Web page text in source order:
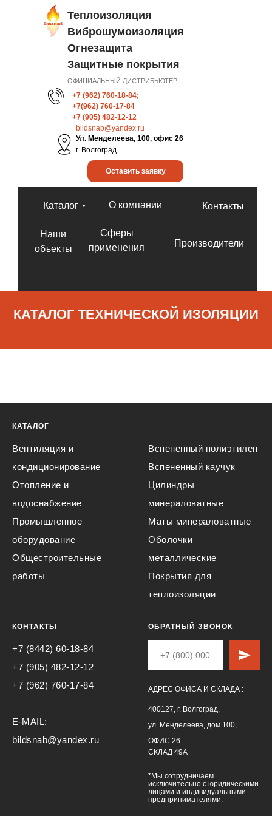
Теплоизоляция
Виброшумоизоляция
Огнезащита
Защитные покрытия
+7 (962) 760-18-84;
+7(962) 760-17-84
+7 (905) 482-12-12
Ул. Менделеева, 100, офис 26
bildsnab@yandex.ru
ОФИЦИАЛЬНЫЙ ДИСТРИБЬЮТЕР
г. Волгоград
Оставить заявку
Производители
Контакты
Сферы
применения
О компании
Каталог
Наши
объекты
КАТАЛОГ ТЕХНИЧЕСКОЙ ИЗОЛЯЦИИ
КАТАЛОГ
Вентиляция и
кондиционирование
Отопление и
водоснабжение
Промышленное
оборудование
Общестроительные
работы
Вспененный полиэтилен
Вспененный каучук
Цилиндры
минераловатные
Маты минераловатные
Оболочки
металлические
Покрытия для
теплоизоляции
КОНТАКТЫ
+7 (8442) 60-18-84
+7 (905) 482-12-12
+7 (962) 760-17-84
E-MAIL:
bildsnab@yandex.ru
ОБРАТНЫЙ ЗВОНОК
АДРЕС ОФИСА И СКЛАДА :
400127, г. Волгоград,
ул. Менделеева, дом 100,
ОФИС 26
СКЛАД 49А
*Мы сотрудничаем
исключительно с юридическими
лицами и индивидуальными
предпринимателями.